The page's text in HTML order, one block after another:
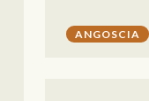
ANGOSCIA